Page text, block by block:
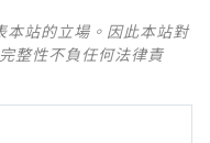
本站的立場。因此本站對
整性不負任何法律責